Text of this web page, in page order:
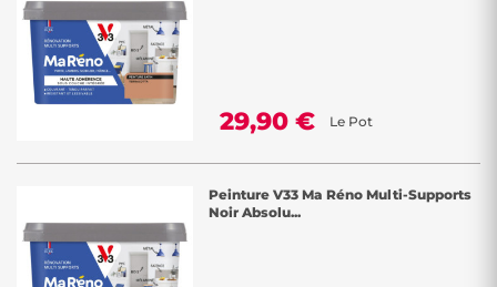
29,90 € Le Pot
Peinture V33 Ma Réno Multi-Supports
Noir Absolu...